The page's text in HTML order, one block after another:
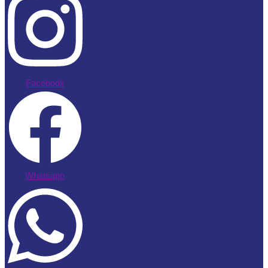
Facebook
Whatsapp